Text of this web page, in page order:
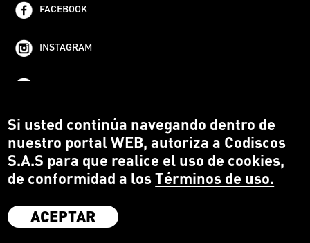
FACEBOOK
INSTAGRAM
Codiscos S.A.S
Si usted continúa navegando dentro de
nuestro portal WEB, autoriza a Codiscos
S.A.S para que realice el uso de cookies,
de conformidad a losTérminos de uso.
ACEPTAR